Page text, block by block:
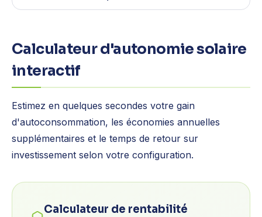
Calculateur d'autonomie solaire
interactif
Estimez en quelques secondes votre gain
d'autoconsommation, les économies annuelles
supplémentaires et le temps de retour sur
investissement selon votre configuration.
Calculateur de rentabilité